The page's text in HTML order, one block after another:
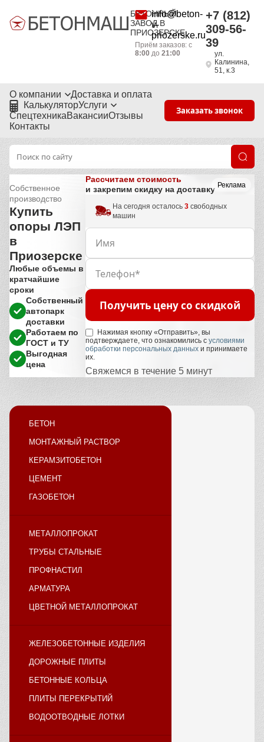
БЕТОННЫЙ
ЗАВОД В
ПРИОЗЕРСКЕ
info@beton-
v-
priozerske.ru
Приём заказов: с
8:00 до 21:00
+7 (812)
309-56-
39
ул.
Калинина,
51, к.3
О компании
Доставка и оплата
КалькуляторУслуги
СпецтехникаВакансииОтзывы
Контакты
Заказать звонок
Реклама
Собственное
производство
Купить
опоры ЛЭП
в
Приозерске
Любые объемы в
кратчайшие
сроки
Собственный
автопарк
доставки
Работаем по
ГОСТ и ТУ
Выгодная
цена
Рассчитаем стоимость
и закрепим скидку на доставку
На сегодня осталось 3свободных
машин
Получить цену со скидкой
Нажимая кнопку «Отправить», вы
подтверждаете, что ознакомились с условиями
обработки персональных данныхи принимаете
их.
Свяжемся в течение 5 минут
БЕТОН
МОНТАЖНЫЙ РАСТВОР
КЕРАМЗИТОБЕТОН
ЦЕМЕНТ
ГАЗОБЕТОН
МЕТАЛЛОПРОКАТ
ТРУБЫ СТАЛЬНЫЕ
ПРОФНАСТИЛ
АРМАТУРА
ЦВЕТНОЙ МЕТАЛЛОПРОКАТ
ЖЕЛЕЗОБЕТОННЫЕ ИЗДЕЛИЯ
ДОРОЖНЫЕ ПЛИТЫ
БЕТОННЫЕ КОЛЬЦА
ПЛИТЫ ПЕРЕКРЫТИЙ
ВОДООТВОДНЫЕ ЛОТКИ